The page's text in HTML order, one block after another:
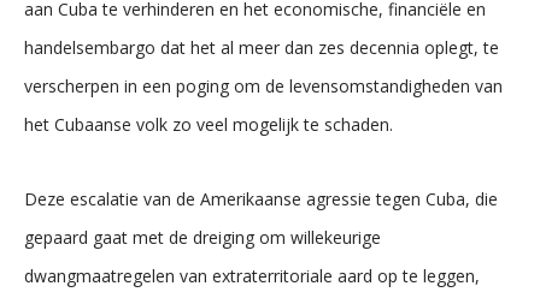
aan Cuba te verhinderen en het economische, financiële en
handelsembargo dat het al meer dan zes decennia oplegt, te
verscherpen in een poging om de levensomstandigheden van
het Cubaanse volk zo veel mogelijk te schaden.
Deze escalatie van de Amerikaanse agressie tegen Cuba, die
gepaard gaat met de dreiging om willekeurige
dwangmaatregelen van extraterritoriale aard op te leggen,